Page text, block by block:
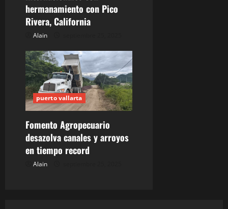
hermanamiento con Pico
Rivera, California
Alain
puerto vallarta
Fomento Agropecuario
desazolva canales y arroyos
en tiempo record
Alain